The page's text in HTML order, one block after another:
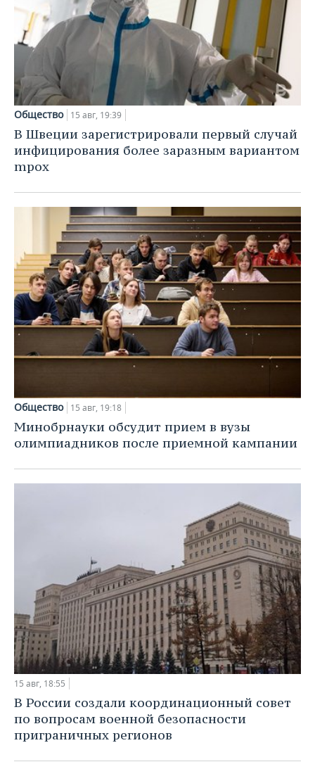
Общество 15 авг, 19:39
В Швеции зарегистрировали первый случай
инфицирования более заразным вариантом
mpox
Общество 15 авг, 19:18
Минобрнауки обсудит прием в вузы
олимпиадников после приемной кампании
15 авг, 18:55
В России создали координационный совет
по вопросам военной безопасности
приграничных регионов